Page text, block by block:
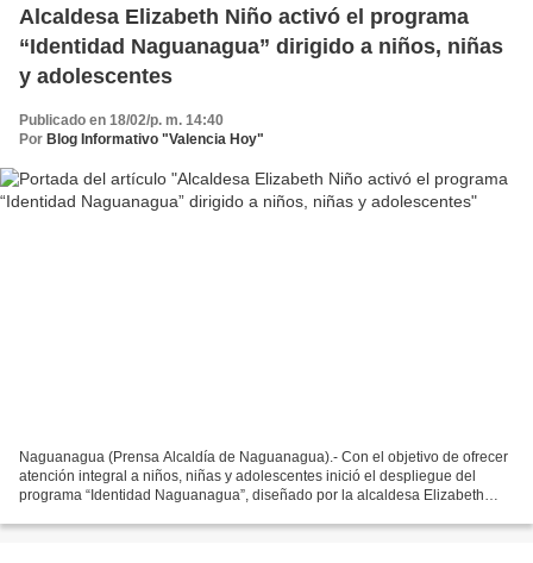
Alcaldesa Elizabeth Niño activó el programa
“Identidad Naguanagua” dirigido a niños, niñas
y adolescentes
Publicado en 18/02/p. m. 14:40
Por Blog Informativo "Valencia Hoy"
Naguanagua (Prensa Alcaldía de Naguanagua).- Con el objetivo de ofrecer
atención integral a niños, niñas y adolescentes inició el despliegue del
programa “Identidad Naguanagua”, diseñado por la alcaldesa Elizabeth